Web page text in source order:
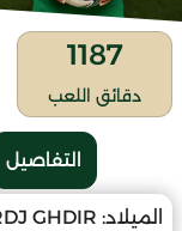
1187
دقائق اللعب
التفاصيل
الميلاد: GHDIR